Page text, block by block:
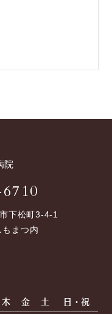
下松町3-4-1
もまつ内
木 金 土 日・祝